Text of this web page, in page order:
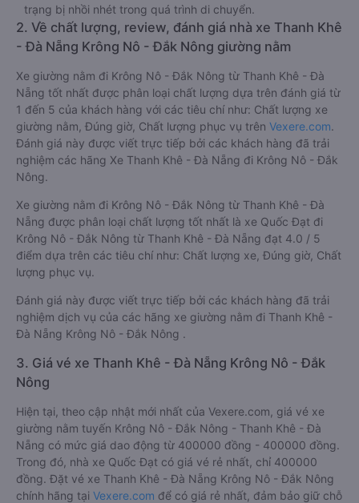
trạng bị nhồi nhét trong quá trình di chuyển.
2. Về chất lượng, review, đánh giá nhà xe Thanh Khê
- Đà Nẵng Krông Nô - Đắk Nông giường nằm
Xe giường nằm đi Krông Nô - Đắk Nông từ Thanh Khê - Đà
Nẵng tốt nhất được phân loại chất lượng dựa trên đánh giá từ
1 đến 5 của khách hàng với các tiêu chí như: Chất lượng xe
giường nằm, Đúng giờ, Chất lượng phục vụ trên Vexere.com.
Đánh giá này được viết trực tiếp bởi các khách hàng đã trải
nghiệm các hãng Xe Thanh Khê - Đà Nẵng đi Krông Nô - Đắk
Nông.
Xe giường nằm đi Krông Nô - Đắk Nông từ Thanh Khê - Đà
Nẵng được phân loại chất lượng tốt nhất là xe Quốc Đạt đi
Krông Nô - Đắk Nông từ Thanh Khê - Đà Nẵng đạt 4.0 / 5
điểm dựa trên các tiêu chí như: Chất lượng xe, Đúng giờ, Chất
lượng phục vụ.
Đánh giá này được viết trực tiếp bởi các khách hàng đã trải
nghiệm dịch vụ của các hãng xe giường nằm đi Thanh Khê -
Đà Nẵng Krông Nô - Đắk Nông .
3. Giá vé xe Thanh Khê - Đà Nẵng Krông Nô - Đắk
Nông
Hiện tại, theo cập nhật mới nhất của Vexere.com, giá vé xe
giường nằm tuyến Krông Nô - Đắk Nông - Thanh Khê - Đà
Nẵng có mức giá dao động từ 400000 đồng - 400000 đồng.
Trong đó, nhà xe Quốc Đạt có giá vé rẻ nhất, chỉ 400000
đồng. Đặt vé xe Thanh Khê - Đà Nẵng Krông Nô - Đắk Nông
chính hãng tại Vexere.com để có giá rẻ nhất, đảm bảo giữ chỗ